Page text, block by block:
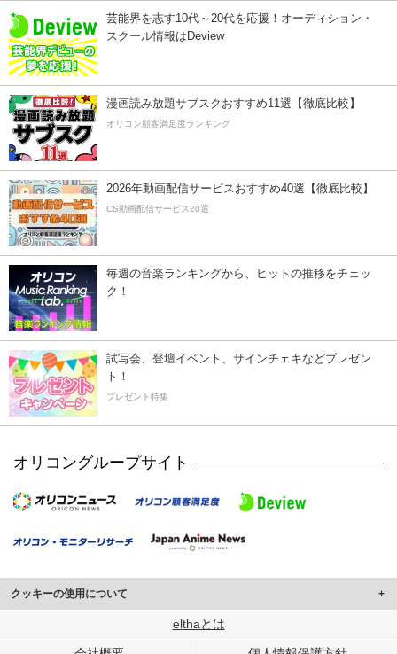
芸能界を志す10代～20代を応援！オーディション・
スクール情報はDeview
漫画読み放題サブスクおすすめ11選【徹底比較】
オリコン顧客満足度ランキング
2026年動画配信サービスおすすめ40選【徹底比較】
CS動画配信サービス20選
毎週の音楽ランキングから、ヒットの推移をチェッ
ク！
試写会、登壇イベント、サインチェキなどプレゼン
ト！
プレゼント特集
オリコングループサイト
クッキーの使用について
このサイトでは Cookie を使用して、ユーザーに合わせたコンテンツや広告の
elthaとは